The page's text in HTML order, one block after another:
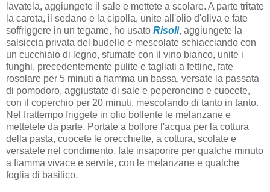
lavatela, aggiungete il sale e mettete a scolare. A parte tritate
la carota, il sedano e la cipolla, unite all'olio d'oliva e fate
soffriggere in un tegame, ho usato Risolì, aggiungete la
salsiccia privata del budello e mescolate schiacciando con
un cucchiaio di legno, sfumate con il vino bianco, unite i
funghi, precedentemente pulite e tagliati a fettine, fate
rosolare per 5 minuti a fiamma un bassa, versate la passata
di pomodoro, aggiustate di sale e peperoncino e cuocete,
con il coperchio per 20 minuti, mescolando di tanto in tanto.
Nel frattempo friggete in olio bollente le melanzane e
mettetele da parte. Portate a bollore l'acqua per la cottura
della pasta, cuocete le orecchiette, a cottura, scolate e
versatele nel condimento, fate insaporire per qualche minuto
a fiamma vivace e servite, con le melanzane e qualche
foglia di basilico.